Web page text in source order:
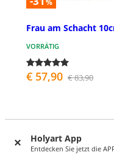
Holyart App
Entdecken Sie jetzt die
%
Frau am Schacht
VORRÄTIG
€ 57,90 € 83,90